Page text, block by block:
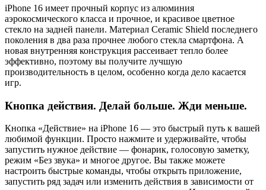
iPhone 16 имеет прочный корпус из алюминия
аэрокосмического класса и прочное, и красивое цветное
стекло на задней панели. Материал Ceramic Shield последнего
поколения в два раза прочнее любого стекла смартфона. А
новая внутренняя конструкция рассеивает тепло более
эффективно, поэтому вы получите лучшую
производительность в целом, особенно когда дело касается
игр.
Кнопка действия. Делай больше. Жди меньше.
Кнопка «Действие» на iPhone 16 — это быстрый путь к вашей
любимой функции. Просто нажмите и удерживайте, чтобы
запустить нужное действие — фонарик, голосовую заметку,
режим «Без звука» и многое другое. Вы также можете
настроить быстрые команды, чтобы открыть приложение,
запустить ряд задач или изменить действия в зависимости от